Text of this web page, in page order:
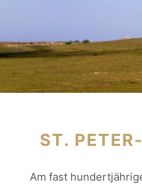
ST.
Am fast